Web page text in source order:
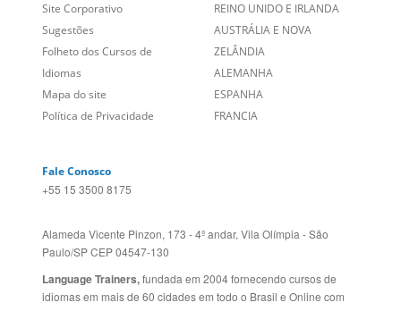
Folheto dos Cursos de
Idiomas
Mapa do site
Política de Privacidade
ZELÂNDIA
ALEMANHA
ESPANHA
FRANCIA
Alameda Vicente Pinzon, 173 - 4º andar, Vila Olímpia - São
Language Trainers,fundada em 2004 fornecendo cursos de
idiomas em mais de 60 cidades em todo o Brasil e Online com